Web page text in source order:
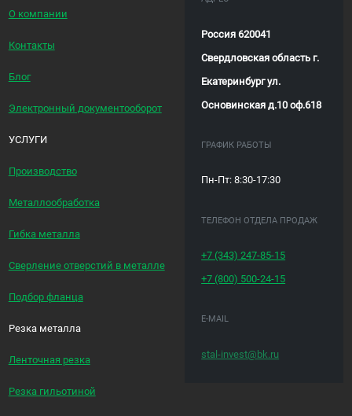
О компании
Контакты
Блог
Электронный документооборот
УСЛУГИ
Производство
Металлообработка
Гибка металла
Сверление отверстий в металле
Подбор фланца
Резка металла
Ленточная резка
Резка гильотиной
Россия 620041
Свердловская область г.
Екатеринбург ул.
Основинская д.10 оф.618
ГРАФИК РАБОТЫ
Пн-Пт: 8:30-17:30
ТЕЛЕФОН ОТДЕЛА ПРОДАЖ
+7 (343) 247-85-15
+7 (800) 500-24-15
E-MAIL
stal-invest@bk.ru